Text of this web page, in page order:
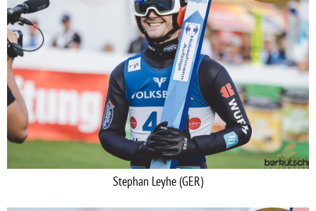
Stephan Leyhe (GER)